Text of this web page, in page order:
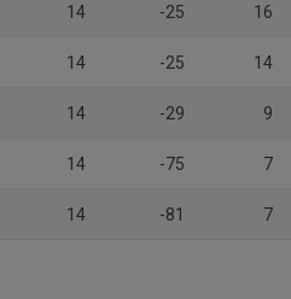
14 -25 16
14 -25 14
14 -29 9
14 -75 7
14 -81 7